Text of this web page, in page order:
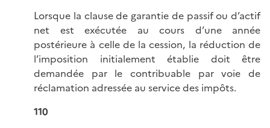
Lorsque la clause de garantie de passif ou d’actif
net est exécutée au cours d’une année
postérieure à celle de la cession, la réduction de
l’imposition initialement établie doit être
demandée par le contribuable par voie de
réclamation adressée au service des impôts.
110